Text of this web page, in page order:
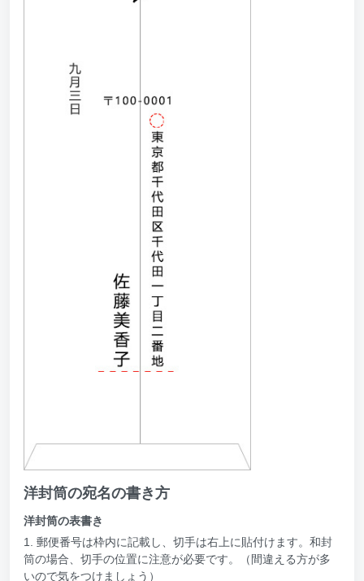
洋封筒の宛名の書き方
洋封筒の表書き
1. 郵便番号は枠内に記載し、切手は右上に貼付けます。和封
筒の場合、切手の位置に注意が必要です。（間違える方が多
いので気をつけましょう）